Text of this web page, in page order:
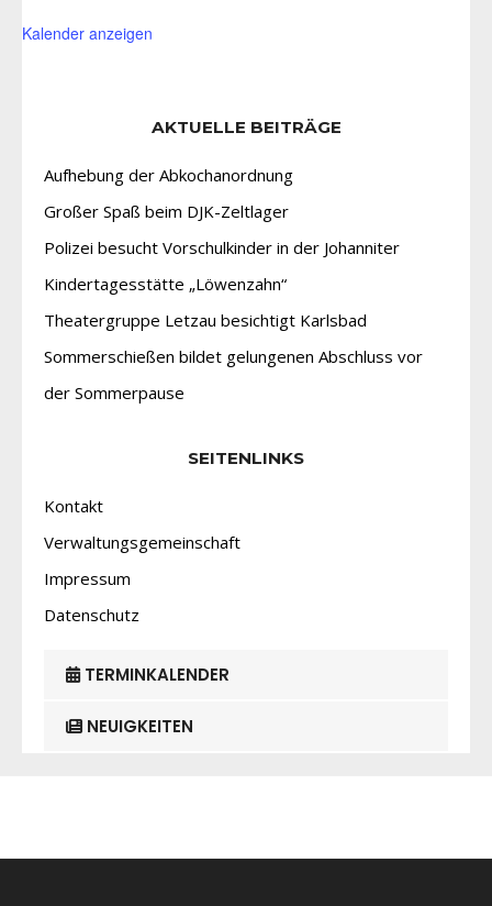
Kalender anzeigen
AKTUELLE BEITRÄGE
Aufhebung der Abkochanordnung
Großer Spaß beim DJK-Zeltlager
Polizei besucht Vorschulkinder in der Johanniter
Kindertagesstätte „Löwenzahn“
Theatergruppe Letzau besichtigt Karlsbad
Sommerschießen bildet gelungenen Abschluss vor
der Sommerpause
SEITENLINKS
Kontakt
Verwaltungsgemeinschaft
Impressum
Datenschutz
TERMINKALENDER
NEUIGKEITEN